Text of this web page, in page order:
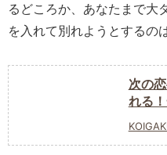
るどころか、あなたまで大
を入れて別れようとするの
次の
れる